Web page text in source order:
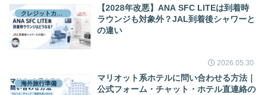
【2028年改悪】ANA SFC LITEは到着時
ラウンジも対象外？JAL到着後シャワーと
の違い
2026.05.30
海外旅行準備
マリオット系ホテルに問い合わせる方法｜
公式フォーム・チャット・ホテル直連絡の